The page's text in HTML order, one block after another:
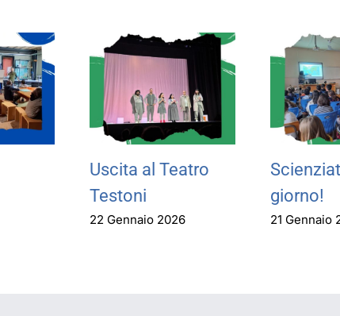
Uscita al Teatro
Testoni
22 Gennaio 2026
giorno!
21 Gennaio